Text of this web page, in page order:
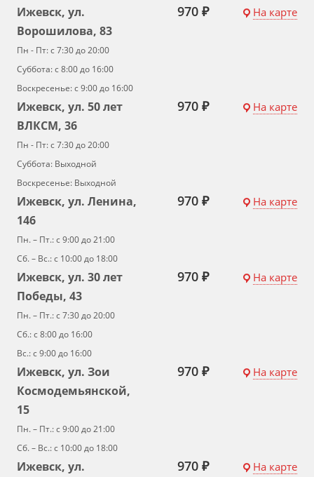
Ижевск, ул.
Ворошилова, 83
Пн - Пт: с 7:30 до 20:00
Суббота: с 8:00 до 16:00
Воскресенье: с 9:00 до 16:00
970 ₽ На карте
Ижевск, ул. 50 лет
ВЛКСМ, 36
Пн - Пт: с 7:30 до 20:00
Суббота: Выходной
Воскресенье: Выходной
970 ₽ На карте
Ижевск, ул. Ленина,
146
Пн. – Пт.: с 9:00 до 21:00
Сб. – Вс.: с 10:00 до 18:00
970 ₽ На карте
Ижевск, ул. 30 лет
Победы, 43
Пн. – Пт.: с 7:30 до 20:00
Сб.: с 8:00 до 16:00
Вс.: с 9:00 до 16:00
970 ₽ На карте
Ижевск, ул. Зои
Космодемьянской,
15
Пн. – Пт.: с 9:00 до 21:00
Сб. – Вс.: с 10:00 до 18:00
970 ₽ На карте
Ижевск, ул.
970 ₽ На карте